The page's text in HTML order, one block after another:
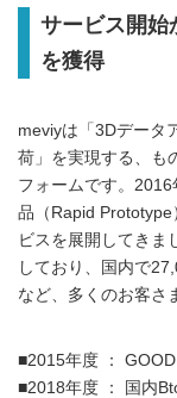
サービス開始
を獲得
meviyは「3Dデータ
荷」を実現する、も
フォームです。
品（Rapid Prototype
ビスを展開してきま
しており、国内で
など、多くのお客さ
■2015年度 ：
■2018年度 ： 国内